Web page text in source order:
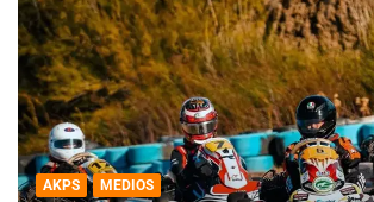
AKPS MEDIOS